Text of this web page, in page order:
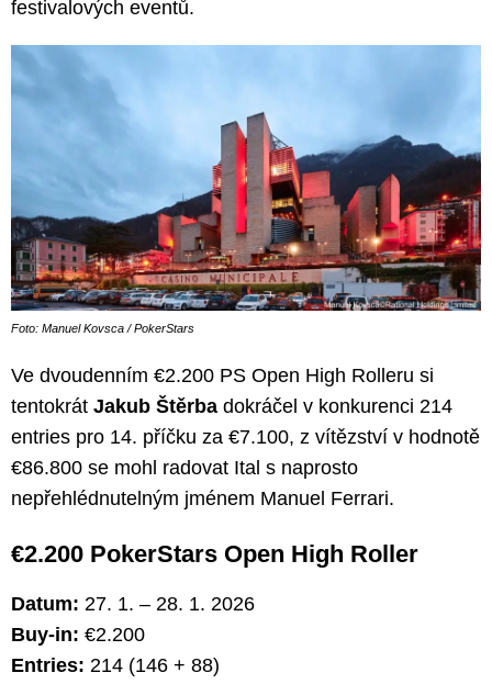
festivalových eventů.
Foto: Manuel Kovsca / PokerStars
Ve dvoudenním €2.200 PS Open High Rolleru si
tentokrát Jakub Štěrba dokráčel v konkurenci 214
entries pro 14. příčku za €7.100, z vítězství v hodnotě
€86.800 se mohl radovat Ital s naprosto
nepřehlédnutelným jménem Manuel Ferrari.
€2.200 PokerStars Open High Roller
Datum: 27. 1. – 28. 1. 2026
Buy-in: €2.200
Entries: 214 (146 + 88)